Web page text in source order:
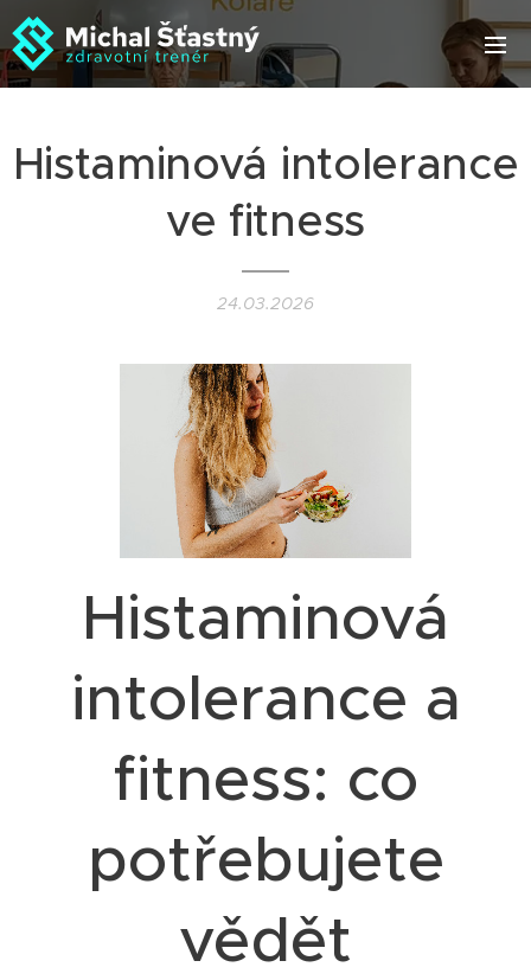
Histaminová intolerance
ve fitness
24.03.2026
Histaminová
intolerance a
fitness: co
potřebujete
vědět